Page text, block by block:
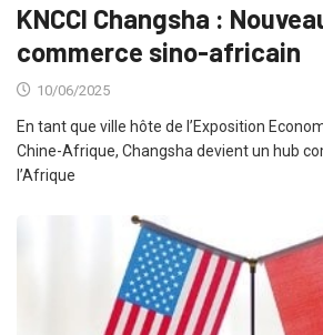
KNCCI Changsha :
commerce sino-africain
10/06/2025
En tant que ville hôte de l’Exposition
Chine-Afrique, Changsha devient un hub
l’Afrique